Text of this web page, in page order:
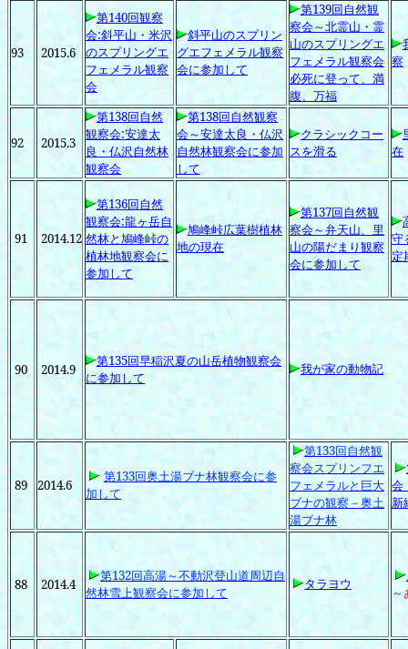
93 2015.6
第140回観察
会:斜平山・米沢
のスプリングエ
フェメラル観察
会
斜平山のスプリン
グエフェメラル観察
会に参加して
第139回自然観
察会～北霊山・霊
山のスプリングエ
フェメラル観察会
必死に登って、満
腹、万福
察
92 2015.3
第138回自然
観察会:安達太
良・仏沢自然林
観察会
第138回自然観察
会～安達太良・仏沢
自然林観察会に参加
して
クラシックコー
スを滑る
在
91 2014.12
第136回自然
観察会:龍ヶ岳自
然林と鳩峰峠の
植林地観察会に
参加して
鳩峰峠広葉樹植林
地の現在
第137回自然観
察会～弁天山、里
山の陽だまり観察
会に参加して
守
定
90 2014.9
第135回早稲沢夏の山岳植物観察会
に参加して
我が家の動物記
89 2014.6
第133回奥土湯ブナ林観察会に参
加して
第133回自然観
察会スプリンフエ
フェメラルと巨大
ブナの観察－奥土
湯ブナ林
会
新
88 2014.4
第132回高湯～不動沢登山道周辺自
然林雪上観察会に参加して
タラヨウ
～